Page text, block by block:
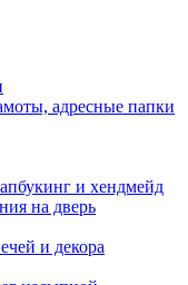
адресные папки
и хендмейд
на дверь
и декора